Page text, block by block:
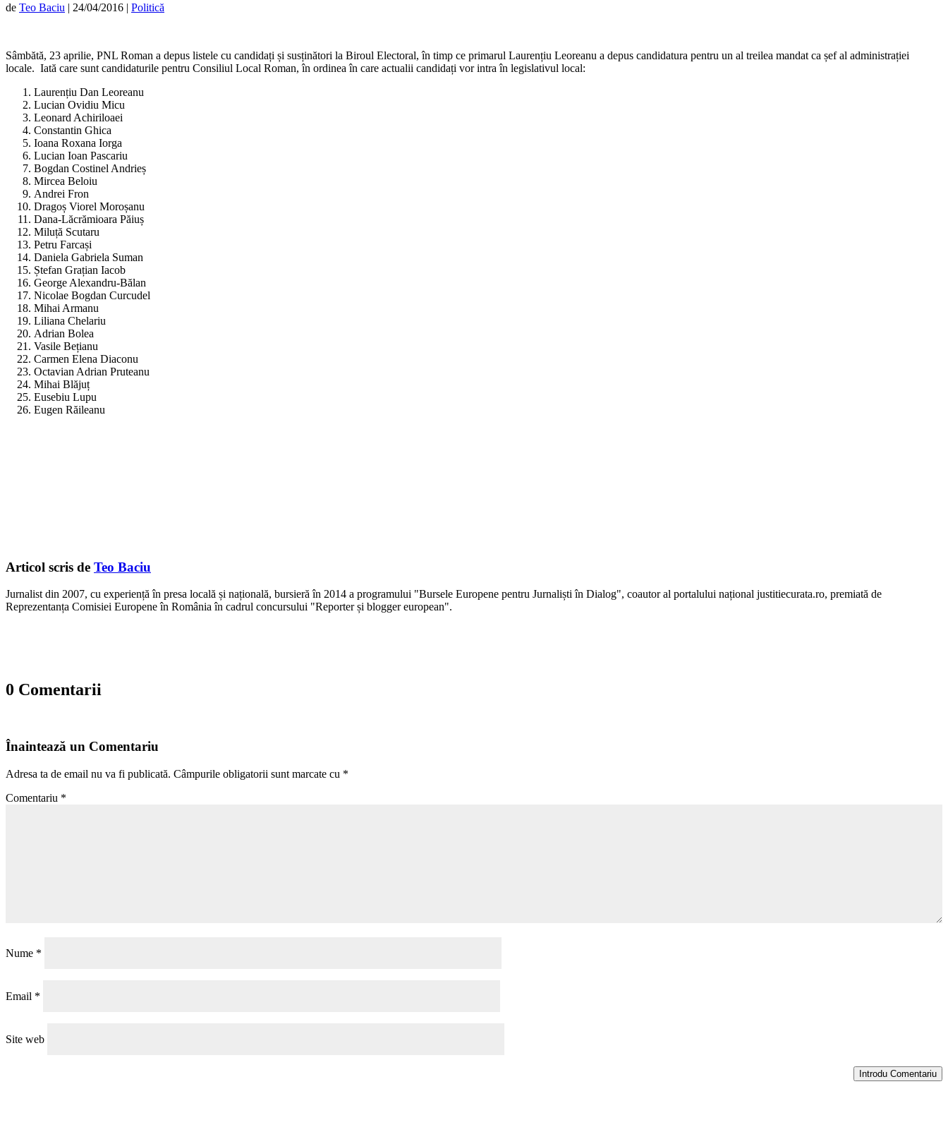
de Teo Baciu | 24/04/2016 | Politică
Sâmbătă, 23 aprilie, PNL Roman a depus listele cu candidați și susținători la Biroul Electoral, în timp ce primarul Laurențiu Leoreanu a depus candidatura pentru un al treilea mandat ca șef al administrației
locale. Iată care sunt candidaturile pentru Consiliul Local Roman, în ordinea în care actualii candidați vor intra în legislativul local:
Laurențiu Dan Leoreanu
Lucian Ovidiu Micu
Leonard Achiriloaei
Constantin Ghica
Ioana Roxana Iorga
Lucian Ioan Pascariu
Bogdan Costinel Andrieș
Mircea Beloiu
Andrei Fron
Dragoș Viorel Moroșanu
Dana-Lăcrămioara Păiuș
Miluță Scutaru
Petru Farcași
Daniela Gabriela Suman
Ștefan Grațian Iacob
George Alexandru-Bălan
Nicolae Bogdan Curcudel
Mihai Armanu
Liliana Chelariu
Adrian Bolea
Vasile Bețianu
Carmen Elena Diaconu
Octavian Adrian Pruteanu
Mihai Blăjuț
Eusebiu Lupu
Eugen Răileanu
Articol scris de Teo Baciu
Jurnalist din 2007, cu experiență în presa locală și națională, bursieră în 2014 a programului "Bursele Europene pentru Jurnaliști în Dialog", coautor al portalului național justitiecurata.ro, premiată de
Reprezentanța Comisiei Europene în România în cadrul concursului "Reporter și blogger european".
0 Comentarii
Înaintează un Comentariu
Adresa ta de email nu va fi publicată. Câmpurile obligatorii sunt marcate cu *
Comentariu *
Nume *
Email *
Site web
Introdu Comentariu